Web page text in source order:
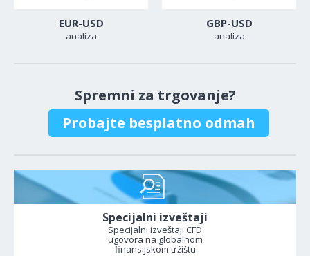
EUR-USD
analiza
GBP-USD
analiza
Spremni za trgovanje?
Probajte besplatno odmah
Specijalni izveštaji
Specijalni izveštaji CFD
ugovora na globalnom
finansijskom tržištu